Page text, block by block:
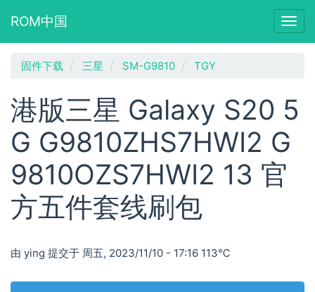
ROM中国
固件下载 三星 SM-G9810 TGY
港版三星 Galaxy S20 5
G G9810ZHS7HWI2 G
9810OZS7HWI2 13 官
方五件套线刷包
由 ying 提交于 周五, 2023/11/10 - 17:16 113℃